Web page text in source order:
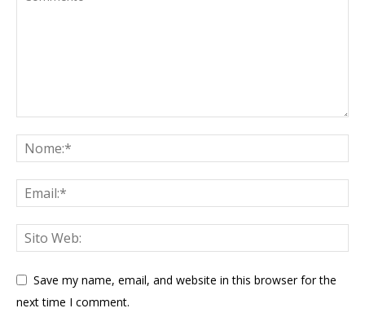
Save my name, email, and website in this browser for the
next time I comment.